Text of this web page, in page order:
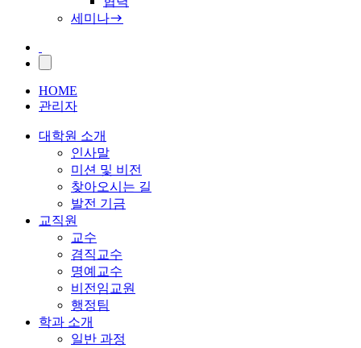
세미나
HOME
관리자
대학원 소개
인사말
미션 및 비전
찾아오시는 길
발전 기금
교직원
교수
겸직교수
명예교수
비전임교원
행정팀
학과 소개
일반 과정